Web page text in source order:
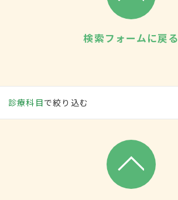
検索フォームに戻る
診療科目で絞り込む